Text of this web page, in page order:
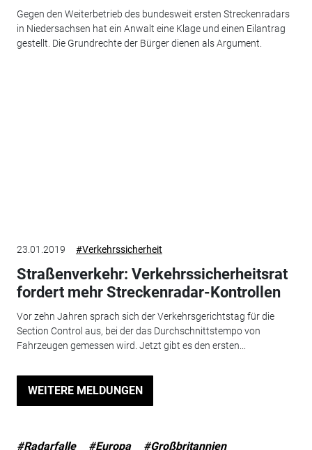
Gegen den Weiterbetrieb des bundesweit ersten Streckenradars
in Niedersachsen hat ein Anwalt eine Klage und einen Eilantrag
gestellt. Die Grundrechte der Bürger dienen als Argument.
23.01.2019 #Verkehrssicherheit
Straßenverkehr: Verkehrssicherheitsrat
fordert mehr Streckenradar-Kontrollen
Vor zehn Jahren sprach sich der Verkehrsgerichtstag für die
Section Control aus, bei der das Durchschnittstempo von
Fahrzeugen gemessen wird. Jetzt gibt es den ersten...
WEITERE MELDUNGEN
#Radarfalle #Europa #Großbritannien